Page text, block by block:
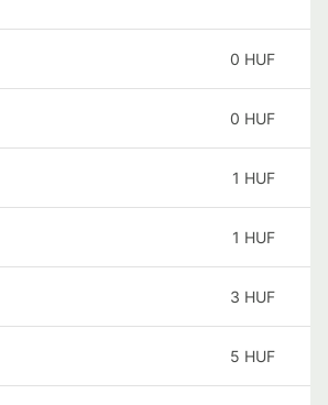
0 HUF
0 HUF
1 HUF
1 HUF
3 HUF
5 HUF